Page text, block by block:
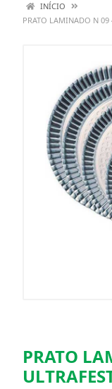
INÍCIO
PRATO LAMINADO N 09
PRATO